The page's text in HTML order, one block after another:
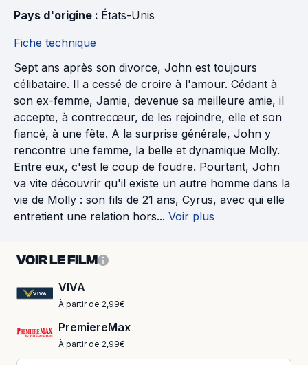
Pays d'origine : États-Unis
Fiche technique
Sept ans après son divorce, John est toujours
célibataire. Il a cessé de croire à l'amour. Cédant à
son ex-femme, Jamie, devenue sa meilleure amie, il
accepte, à contrecœur, de les rejoindre, elle et son
fiancé, à une fête. A la surprise générale, John y
rencontre une femme, la belle et dynamique Molly.
Entre eux, c'est le coup de foudre. Pourtant, John
va vite découvrir qu'il existe un autre homme dans la
vie de Molly : son fils de 21 ans, Cyrus, avec qui elle
entretient une relation hors... Voir plus
VOIR LE FILM
VIVA
À partir de 2,99€
PremiereMax
À partir de 2,99€